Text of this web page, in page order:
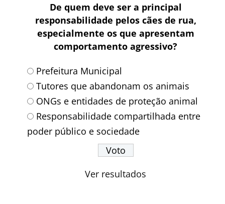
De quem deve ser a principal
responsabilidade pelos cães de rua,
especialmente os que apresentam
comportamento agressivo?
Prefeitura Municipal
Tutores que abandonam os animais
ONGs e entidades de proteção animal
Responsabilidade compartilhada entre
poder público e sociedade
Ver resultados